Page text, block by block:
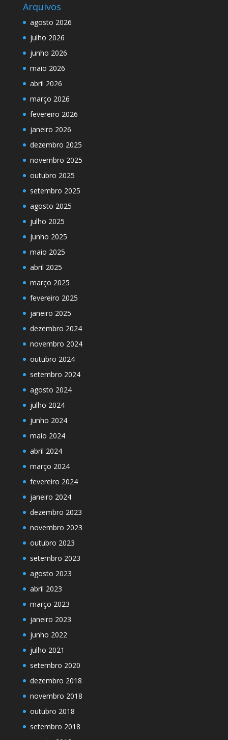
Arquivos
agosto 2026
julho 2026
junho 2026
maio 2026
abril 2026
março 2026
fevereiro 2026
janeiro 2026
dezembro 2025
novembro 2025
outubro 2025
setembro 2025
agosto 2025
julho 2025
junho 2025
maio 2025
abril 2025
março 2025
fevereiro 2025
janeiro 2025
dezembro 2024
novembro 2024
outubro 2024
setembro 2024
agosto 2024
julho 2024
junho 2024
maio 2024
abril 2024
março 2024
fevereiro 2024
janeiro 2024
dezembro 2023
novembro 2023
outubro 2023
setembro 2023
agosto 2023
abril 2023
março 2023
janeiro 2023
junho 2022
julho 2021
setembro 2020
dezembro 2018
novembro 2018
outubro 2018
setembro 2018